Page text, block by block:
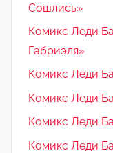
Сошлись»
Комикс Леди
Габриэля»
Комикс Леди
Комикс Леди
Комикс Леди
Комикс Леди